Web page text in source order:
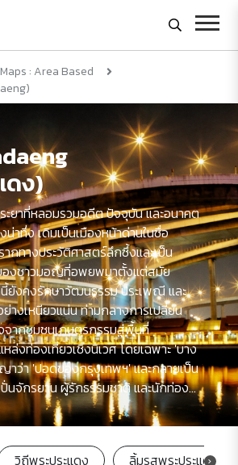
: Area Based
ดง)
ะยาที่หลอมรวมอดีต ปัจจุบัน และอนาคต
น่าทึ่ง เดิมเป็นเมืองหน้าด่านในชื่อ
กทางประวัติศาสตร์ลึกซึ้งและเป็น
งชาวมอญที่อพยพมาตั้งแต่สมัย
ยังคงรักษาวัฒนธรรม ประเพณี และ
างเหนียวแน่น ท่ามกลางการเปลี่ยน
จากชุมชนเกษตรกรรมสู่พื้นที่
ล่งท่องเที่ยวเชิงนิเวศ โดยเฉพาะ 'บาง
าว่า 'ปอดของกรุงเทพฯ' และกลายเป็น
นจักรยาน ผู้รักธรรมชาติ และนักท่อง
ชุมชนที่สงบและเป็นมิตรผสานเข้ากับ
งคนรุ่นใหม่ ทำให้พระประแดงกลาย
ตชีวา ทั้งตลาดน้ำบางน้ำผึ้งที่เต็มไป
วิถีพระประแดง ลิ้มรสพระประแดง